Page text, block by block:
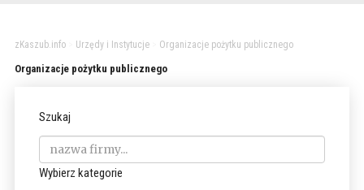
zKaszub.info> Urzędy i Instytucje> Organizacje pożytku publicznego
Organizacje pożytku publicznego
Szukaj
Wybierz kategorie